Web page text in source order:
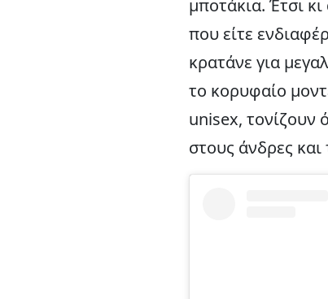
μποτάκια. Έτσι
που είτε
κρατάνε για
το κορυφαίο
unisex, τονίζουν
στους άνδρες